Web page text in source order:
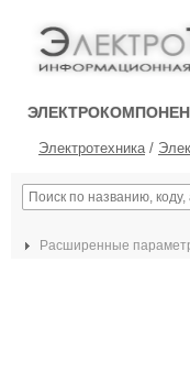
Электротехника/
Расширенные